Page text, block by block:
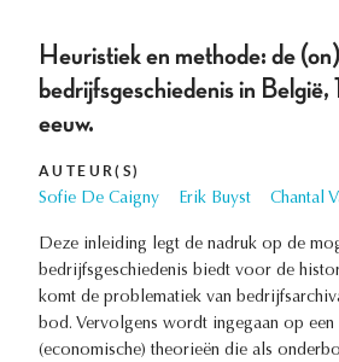
Heuristiek en methode: de
bedrijfsgeschiedenis in
eeuw.
AUTEUR(S)
Sofie De Caigny Erik Buyst Chantal
Deze inleiding legt de nadruk op de
bedrijfsgeschiedenis biedt voor de
komt de problematiek van
bod. Vervolgens wordt ingegaan op een
(economische) theorieën die als